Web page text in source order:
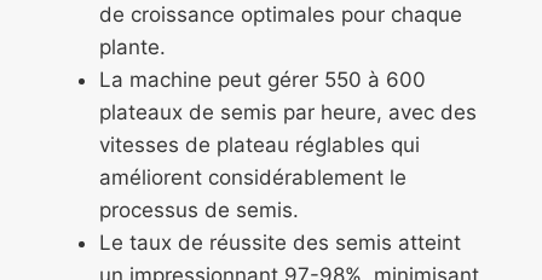
de croissance optimales pour chaque
plante.
La machine peut gérer 550 à 600
plateaux de semis par heure, avec des
vitesses de plateau réglables qui
améliorent considérablement le
processus de semis.
Le taux de réussite des semis atteint
un impressionnant 97-98%, minimisant